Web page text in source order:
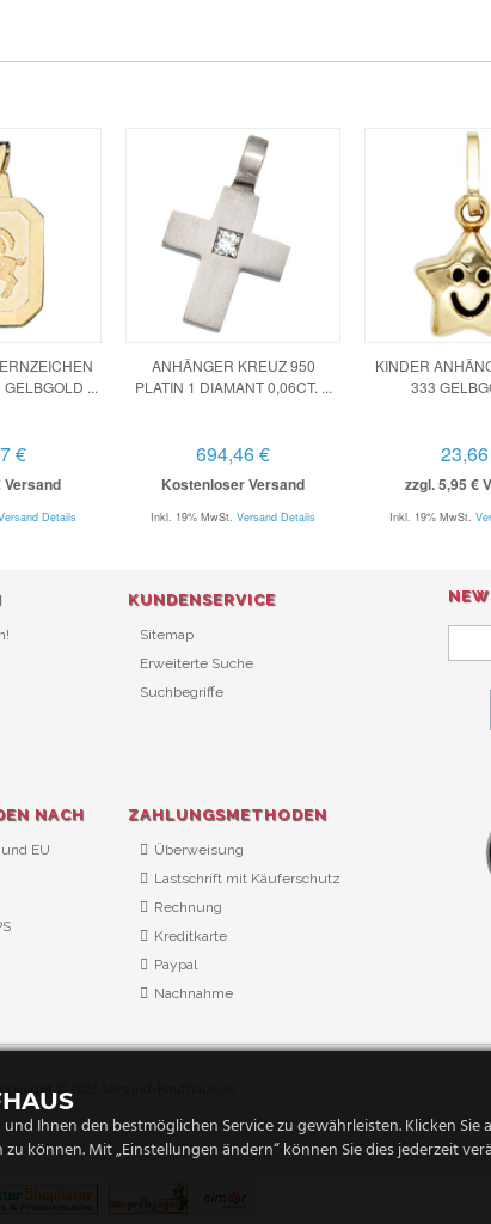
...
€
Versand
Details
ANHÄNGER KREUZ 950
PLATIN 1 DIAMANT 0,06CT. ...
694,46 €
Kostenloser Versand
Inkl. 19% MwSt. Versand Details
KINDER
333
zzgl. 5,95 €
Inkl. 19% MwSt.
KUNDENSERVICE
Sitemap
Erweiterte Suche
Suchbegriffe
NACH ZAHLUNGSMETHODEN
Überweisung
Lastschrift mit Käuferschutz
Rechnung
Kreditkarte
Paypal
Nachnahme
© 2022 Versand-Kaufhaus.de
Ihnen den bestmöglichen Service zu gewährleisten. Klicken
können. Mit „Einstellungen ändern“ können Sie dies jederzeit